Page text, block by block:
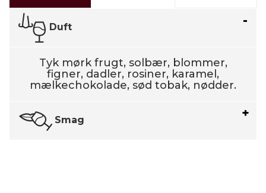
Duft
Tyk mørk frugt, solbær, blommer,
figner, dadler, rosiner, karamel,
mælkechokolade, sød tobak, nødder.
Smag